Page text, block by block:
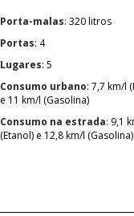
Porta-malas : 320 litros
Portas : 4
Lugares : 5
Consumo urbano: 7,7 km/l (Etanol)
e 11 km/l (Gasolina)
Consumo na estrada: 9,1 km/l
(Etanol) e 12,8 km/l (Gasolina)